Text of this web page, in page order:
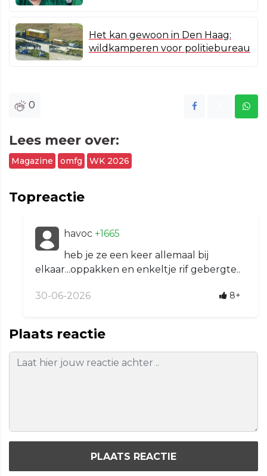
Het kan gewoon in Den Haag:
wildkamperen voor politiebureau
0
Lees meer over:
Magazine omfg WK 2026
Topreactie
havoc +1665
heb je ze een keer allemaal bij
elkaar...oppakken en enkeltje rif gebergte..
30-06-2026 8+
Plaats reactie
PLAATS REACTIE